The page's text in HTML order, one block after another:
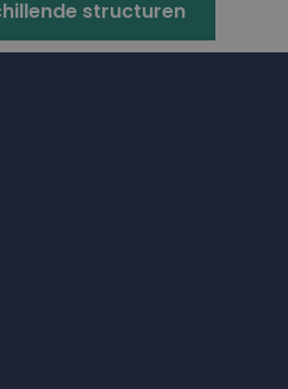
structuren